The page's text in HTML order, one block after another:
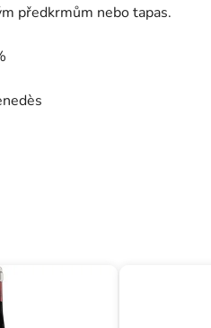
předkrmům nebo tapas.